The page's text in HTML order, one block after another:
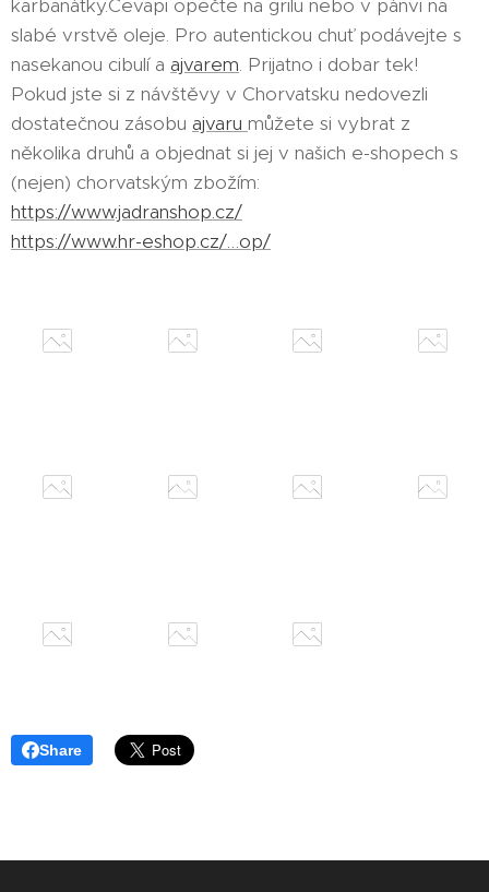
karbanátky.Ćevapi opečte na grilu nebo v pánvi na
slabé vrstvě oleje. Pro autentickou chuť podávejte s
nasekanou cibulí a ajvarem. Prijatno i dobar tek! 👌
Pokud jste si z návštěvy v Chorvatsku nedovezli
dostatečnou zásobu ajvaru můžete si vybrat z
několika druhů a objednat si jej v našich e-shopech s
(nejen) chorvatským zbožím:
https://www.jadranshop.cz/
https://www.hr-eshop.cz/…op/
Share